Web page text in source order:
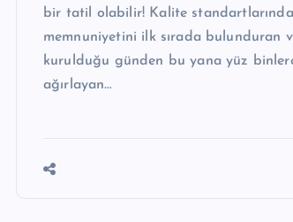
bir tatil olabilir! Kalite
memnuniyetini ilk sırada bulunduran
kurulduğu günden bu yana yüz
ağırlayan…